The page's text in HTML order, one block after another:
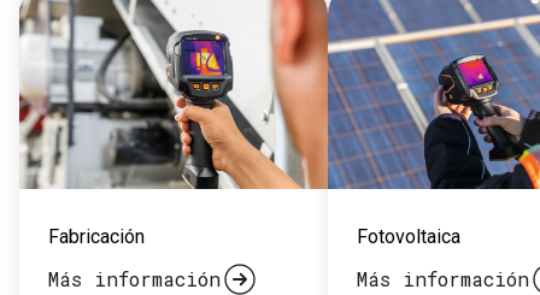
Fabricación
Más información
Fotovoltaica
Más información